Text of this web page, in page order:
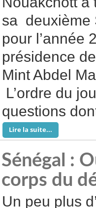
sa deuxième
pour l’année
présidence
Mint Abdel
L’ordre du
questions
Lire la suite...
Sénégal :
corps du
Un peu plus